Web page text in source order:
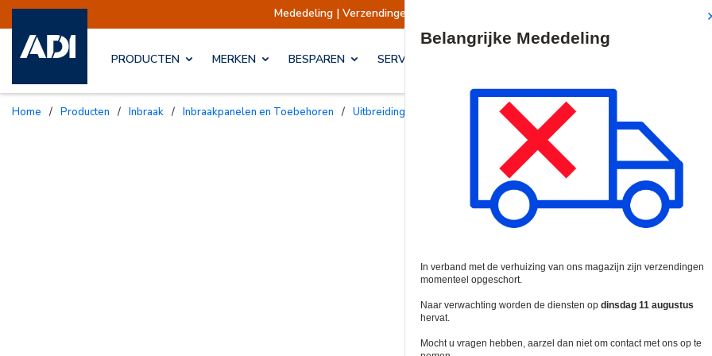
Mededeling | Verzendingen opgeschort Verzendingen worden op dinsdag 11
PRODUCTEN MERKEN BESPAREN SERVICES & OPLOSSINGEN
Home / Producten / Inbraak / Inbraakpanelen en Toebehoren / Uitbreidingsmodules